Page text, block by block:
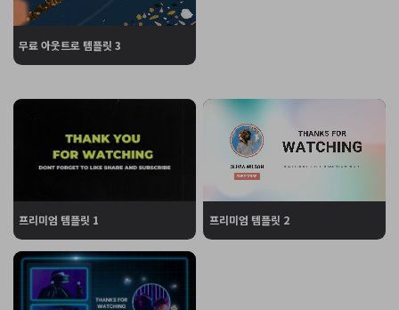
무료 아웃트로 템플릿 3
프리미엄 템플릿 1 프리미엄 템플릿 2